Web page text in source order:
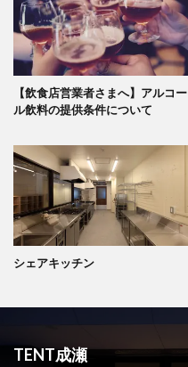
【飲食店営業者さまへ】アルコー
ル飲料の提供条件について
シェアキッチン
TENT成瀬